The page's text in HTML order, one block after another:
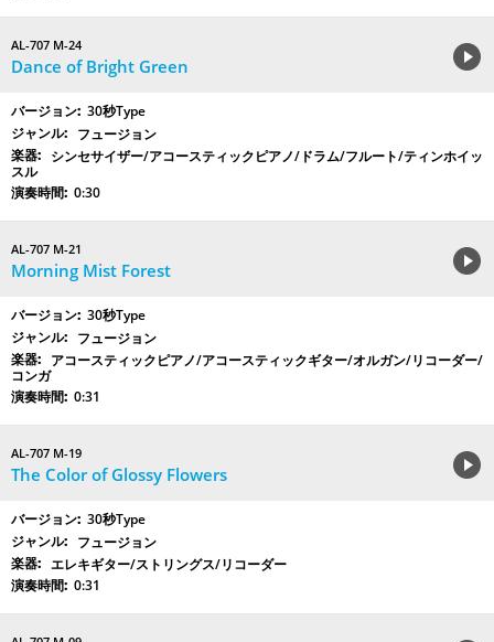
AL-707 M-24
Dance of Bright Green
30秒Type
フュージョン
シンセサイザー/アコースティックピアノ/ドラム/フルート/ティンホイッ
スル
0:30
AL-707 M-21
Morning Mist Forest
30秒Type
フュージョン
アコースティックピアノ/アコースティックギター/オルガン/リコーダー/
コンガ
0:31
AL-707 M-19
The Color of Glossy Flowers
30秒Type
フュージョン
エレキギター/ストリングス/リコーダー
0:31